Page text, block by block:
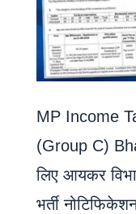
MP Income
(Group C)
लिए आयकर
भर्ती